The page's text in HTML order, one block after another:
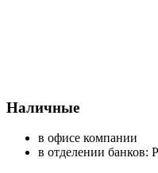
Наличные
в офисе компании
в отделении банков: